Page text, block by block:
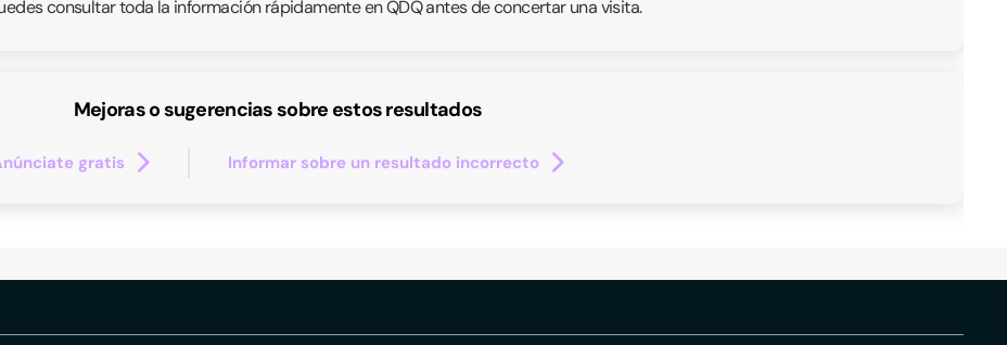
consultar toda la información rápidamente en QDQ antes de concertar una visita.
Mejoras o sugerencias sobre estos resultados
gratis Informar sobre un resultado incorrecto